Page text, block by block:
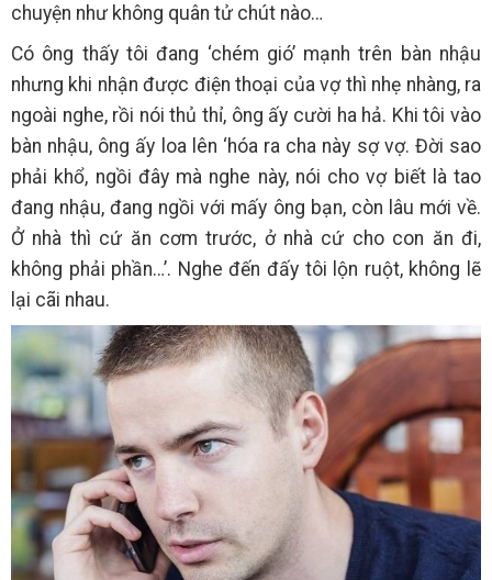
chuyện như không quân tử chút nào…
Có ông thấy tôi đang ‘chém gió’ mạnh trên bàn nhậu
nhưng khi nhận được điện thoại của vợ thì nhẹ nhàng, ra
ngoài nghe, rồi nói thủ thỉ, ông ấy cười ha hả. Khi tôi vào
bàn nhậu, ông ấy loa lên ‘hóa ra cha này sợ vợ. Đời sao
phải khổ, ngồi đây mà nghe này, nói cho vợ biết là tao
đang nhậu, đang ngồi với mấy ông bạn, còn lâu mới về.
Ở nhà thì cứ ăn cơm trước, ở nhà cứ cho con ăn đi,
không phải phần…’. Nghe đến đấy tôi lộn ruột, không lẽ
lại cãi nhau.